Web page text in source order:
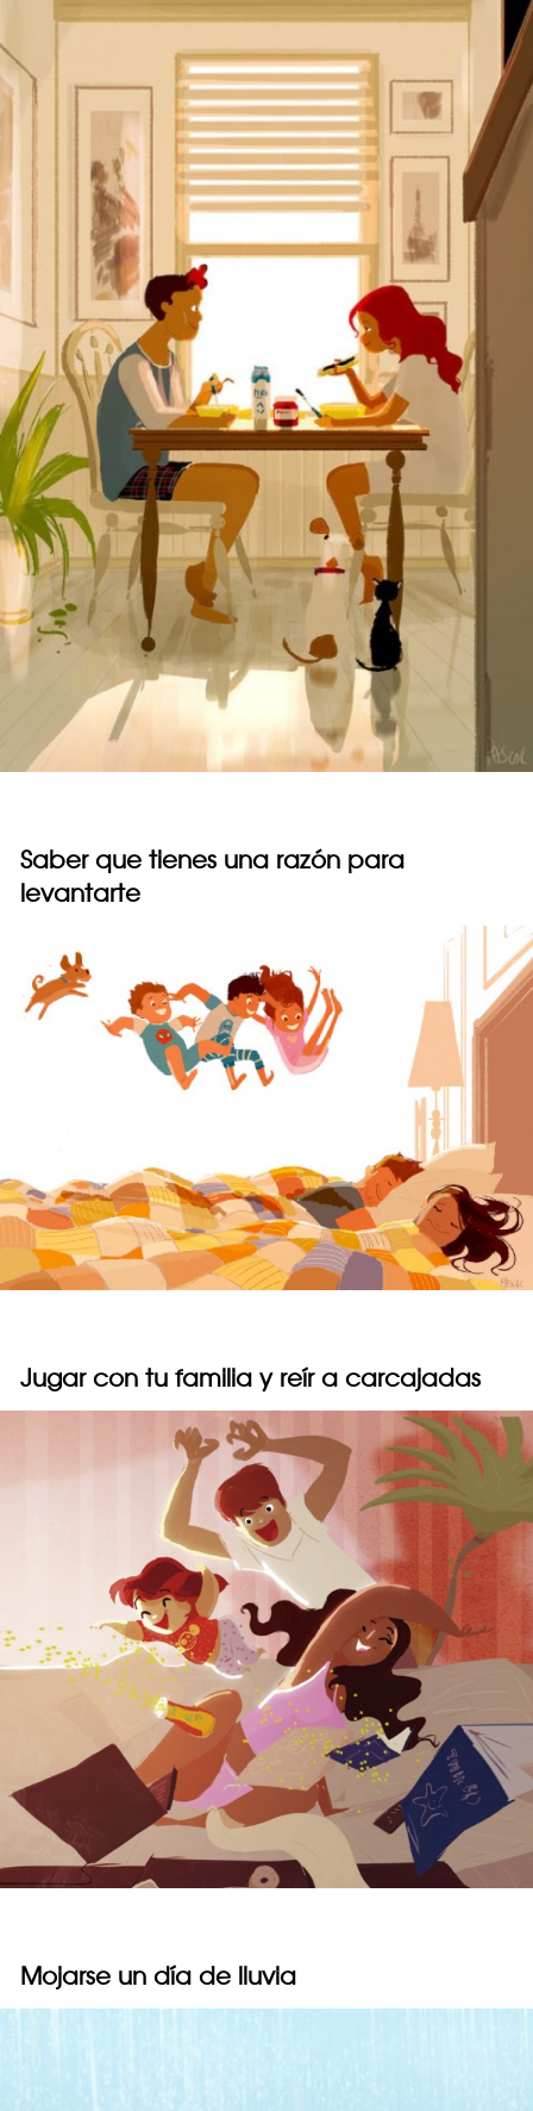
Saber que tienes una razón para
levantarte
Jugar con tu familia y reír a carcajadas
Mojarse un día de lluvia